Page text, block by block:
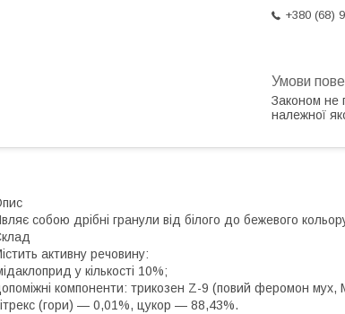
+380 (68)
Законом не
належної
собою дрібні гранули від білого до бежевого
активну речовину:
у кількості 10%;
компоненти: трикозен Z-9 (повий феромон
(гори) — 0,01%, цукор — 88,43%.